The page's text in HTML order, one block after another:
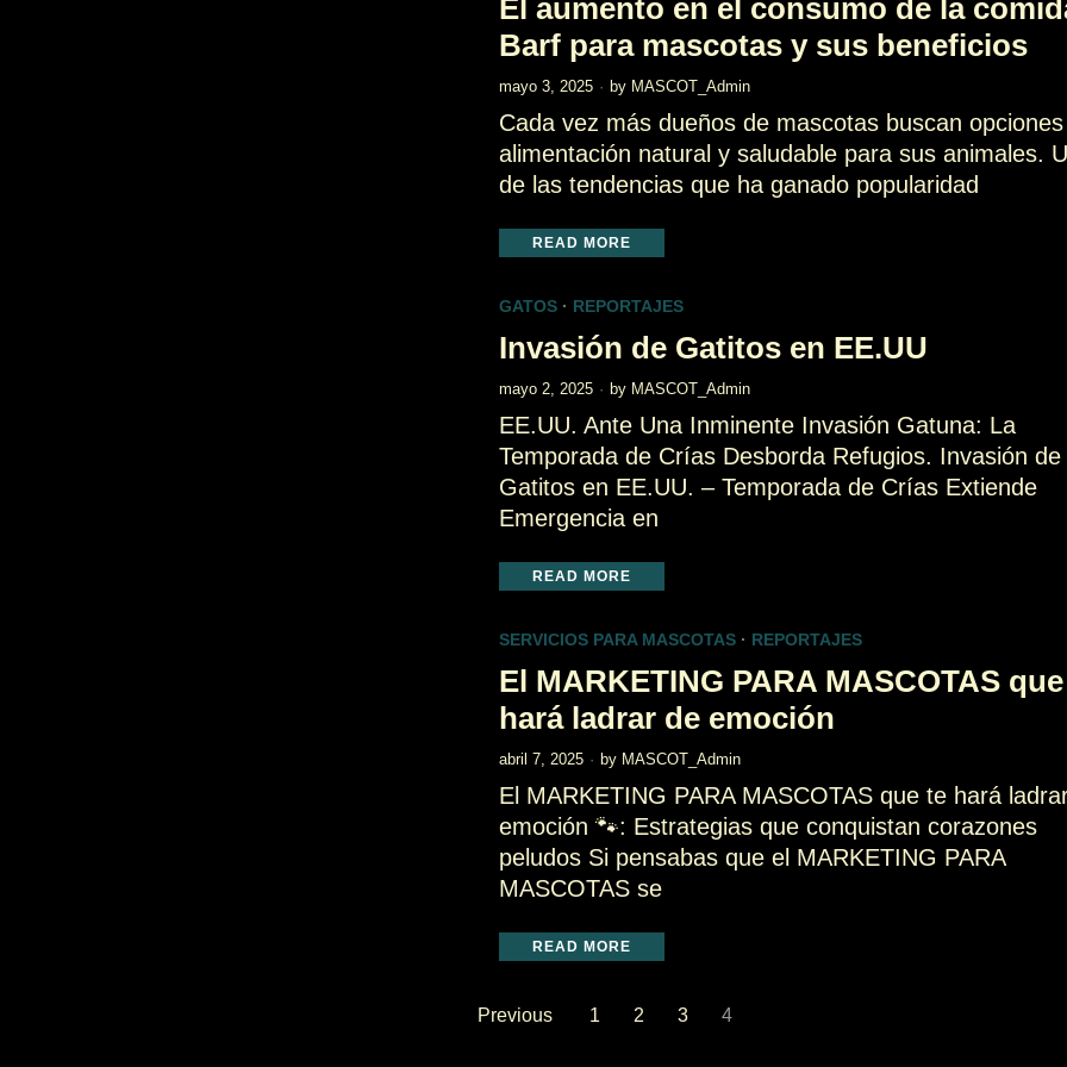
El aumento en el consumo de la
Barf para mascotas y sus beneficios
mayo 3, 2025 by MASCOT_Admin
Cada vez más dueños de mascotas buscan
alimentación natural y saludable para sus animales.
de las tendencias que ha ganado popularidad
READ MORE
GATOS · REPORTAJES
Invasión de Gatitos en EE.UU
mayo 2, 2025 by MASCOT_Admin
EE.UU. Ante Una Inminente Invasión Gatuna: La
Temporada de Crías Desborda Refugios. Invasión de
Gatitos en EE.UU. – Temporada de Crías Extiende
Emergencia en
READ MORE
SERVICIOS PARA MASCOTAS · REPORTAJES
El MARKETING PARA MASCOTAS
hará ladrar de emoción
abril 7, 2025 by MASCOT_Admin
El MARKETING PARA MASCOTAS que te hará
emoción 🐾: Estrategias que conquistan corazones
peludos Si pensabas que el MARKETING PARA
MASCOTAS se
READ MORE
Previous 1 2 3 4